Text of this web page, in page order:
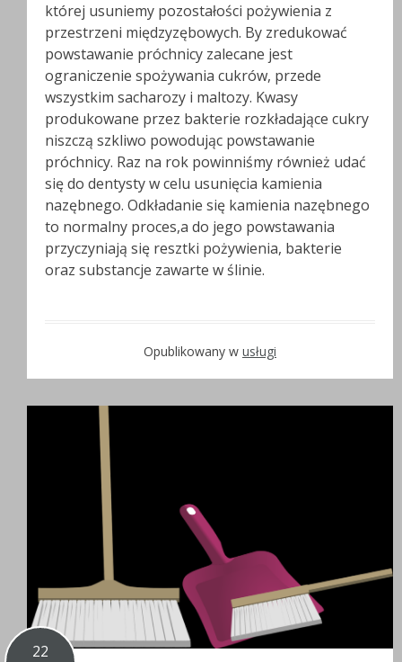
której usuniemy pozostałości pożywienia z
przestrzeni międzyzębowych. By zredukować
powstawanie próchnicy zalecane jest
ograniczenie spożywania cukrów, przede
wszystkim sacharozy i maltozy. Kwasy
produkowane przez bakterie rozkładające cukry
niszczą szkliwo powodując powstawanie
próchnicy. Raz na rok powinniśmy również udać
się do dentysty w celu usunięcia kamienia
nazębnego. Odkładanie się kamienia nazębnego
to normalny proces,a do jego powstawania
przyczyniają się resztki pożywienia, bakterie
oraz substancje zawarte w ślinie.
Opublikowany w usługi
22